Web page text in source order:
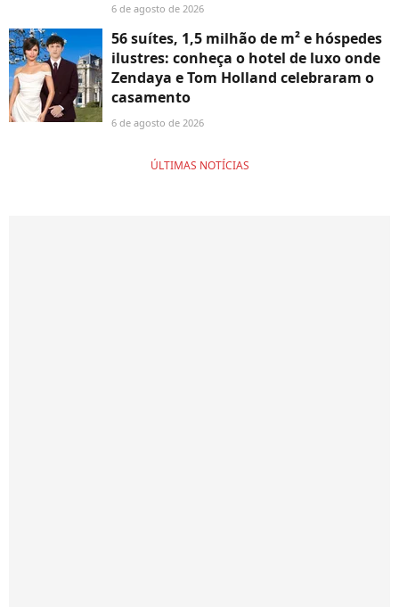
6 de agosto de 2026
56 suítes, 1,5 milhão de m² e hóspedes
ilustres: conheça o hotel de luxo onde
Zendaya e Tom Holland celebraram o
casamento
6 de agosto de 2026
ÚLTIMAS NOTÍCIAS